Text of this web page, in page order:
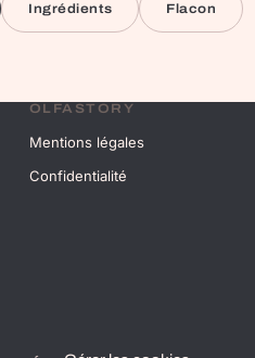
Ingrédients Flacon
OLFASTORY
Mentions légales
Confidentialité